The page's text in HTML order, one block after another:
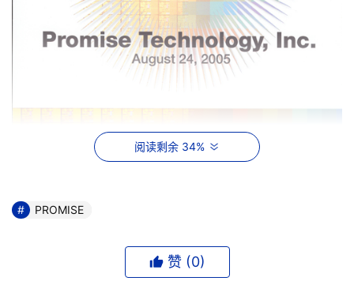
PROMISE在论坛展示台，演示了RAID6，新技术VTRAK
的M500I和M300潜在系统，以及SAS JBOD技术；并且为
INTELＲＡＩＤ６　的进一步识读提供了案例学习；同时在
阅读剩余 34%
PROMISE
赞 (0)